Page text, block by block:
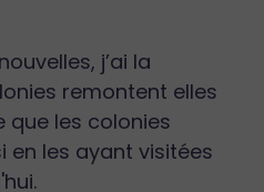
j’ai la
remontent elles
que les colonies
en les ayant visitées